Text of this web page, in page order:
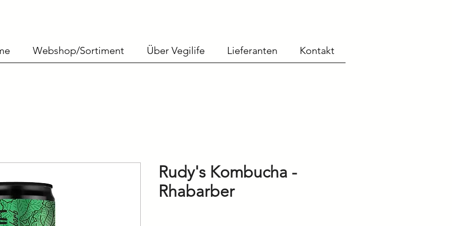
Webshop/Sortiment Über Vegilife Lieferanten Kontakt
Rudy's Kombucha -
Rhabarber